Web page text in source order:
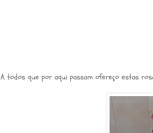
A todos que por aqui passam ofereço estas